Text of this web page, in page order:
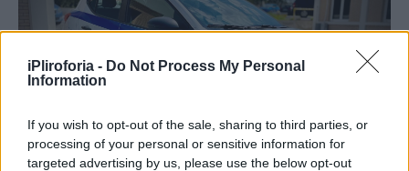
iPliroforia - Do Not Process My Personal
Information
If you wish to opt-out of the sale, sharing to third parties, or
processing of your personal or sensitive information for
targeted advertising by us, please use the below opt-out